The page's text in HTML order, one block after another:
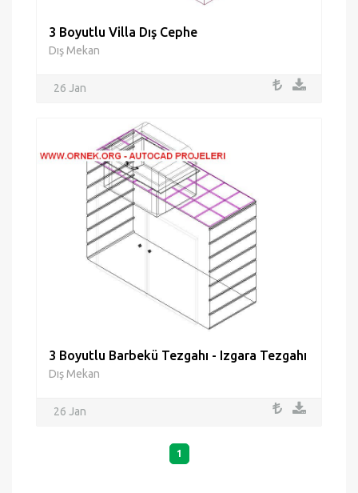
3 Boyutlu Villa Dış Cephe
Dış Mekan
26 Jan
3 Boyutlu Barbekü Tezgahı - Izgara Tezgahı
Dış Mekan
26 Jan
1